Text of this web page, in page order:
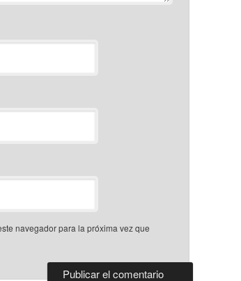
navegador para la próxima vez que